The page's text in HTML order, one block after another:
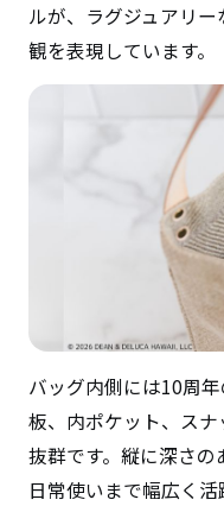
ルが、ラグジュアリ
観を表現しています。
バッグ内側には10周
板、内ポケット、ス
抜群です。縦に深さ
日常使いまで幅広く